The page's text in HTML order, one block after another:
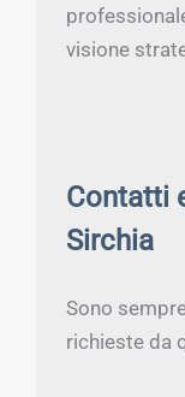
visione
Contatti
Sirchia
Sono
richieste da